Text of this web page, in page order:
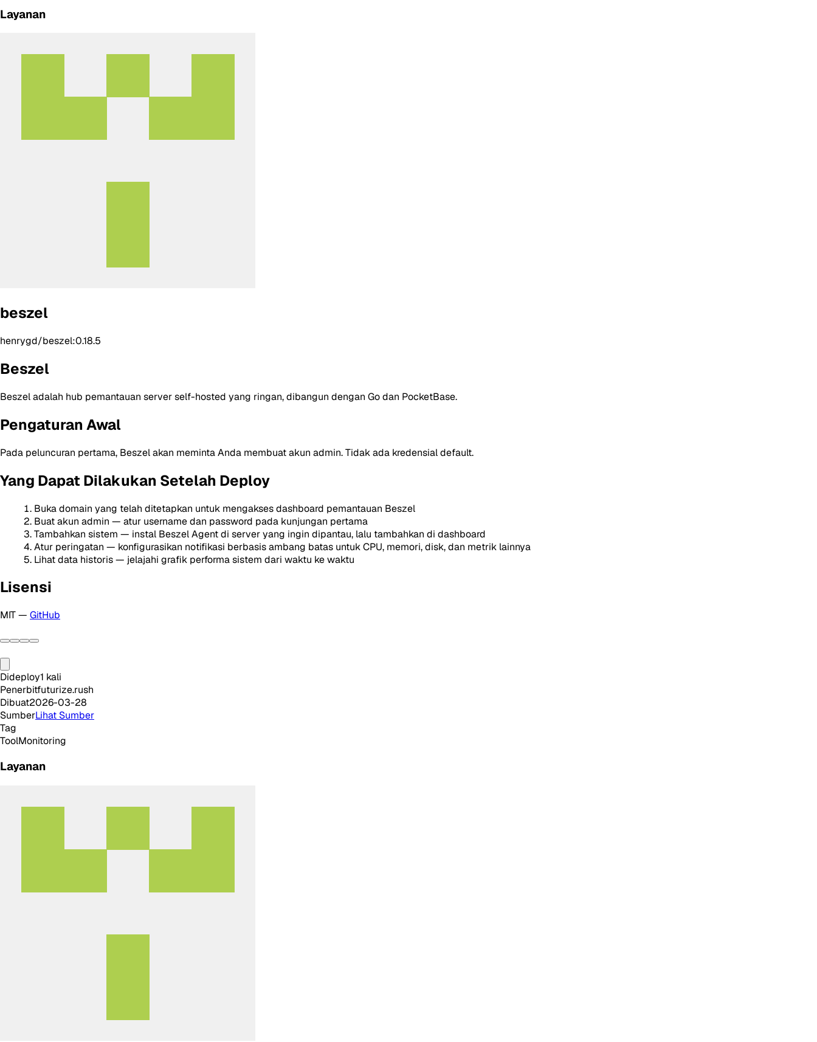
Layanan
beszel
henrygd/beszel:0.18.5
Beszel
Beszel adalah hub pemantauan server self-hosted yang ringan, dibangun dengan Go dan PocketBase.
Pengaturan Awal
Pada peluncuran pertama, Beszel akan meminta Anda membuat akun admin. Tidak ada kredensial default.
Yang Dapat Dilakukan Setelah Deploy
Buka domain yang telah ditetapkan untuk mengakses dashboard pemantauan Beszel
Buat akun admin — atur username dan password pada kunjungan pertama
Tambahkan sistem — instal Beszel Agent di server yang ingin dipantau, lalu tambahkan di dashboard
Atur peringatan — konfigurasikan notifikasi berbasis ambang batas untuk CPU, memori, disk, dan metrik lainnya
Lihat data historis — jelajahi grafik performa sistem dari waktu ke waktu
Lisensi
MIT — GitHub
Dideploy1 kali
Penerbitfuturize.rush
Dibuat2026-03-28
SumberLihat Sumber
Tag
ToolMonitoring
Layanan